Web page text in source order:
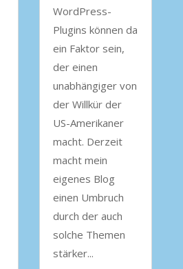
WordPress-
Plugins können da
ein Faktor sein,
der einen
unabhängiger von
der Willkür der
US-Amerikaner
macht. Derzeit
macht mein
eigenes Blog
einen Umbruch
durch der auch
solche Themen
stärker...